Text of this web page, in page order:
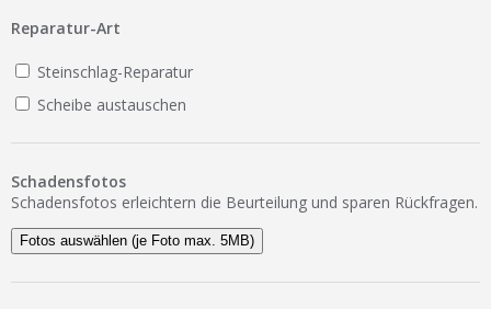
Reparatur-Art
Steinschlag-Reparatur
Scheibe austauschen
Schadensfotos
Schadensfotos erleichtern die Beurteilung und sparen Rückfragen.
Fotos auswählen (je Foto max. 5MB)